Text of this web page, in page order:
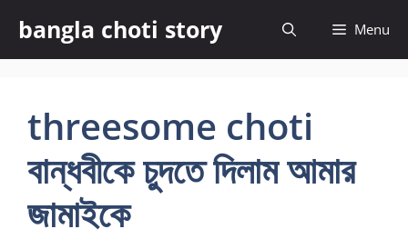
content
bangla choti story Menu
threesome choti
বান্ধবীকে চুদতে দিলাম আমার
জামাইকে